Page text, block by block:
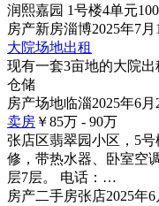
润熙嘉园 1号楼4单元
房产新房淄博2025年7月
大院场地出租
现有一套3亩地的大院
仓储
房产场地临淄2025年6月
卖房 ￥85万 - 90万
张店区翡翠园小区，5
修，带热水器、卧室空
层7层。 电话：…
房产二手房张店2025年6